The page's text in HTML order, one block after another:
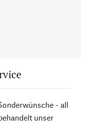
- all
unser